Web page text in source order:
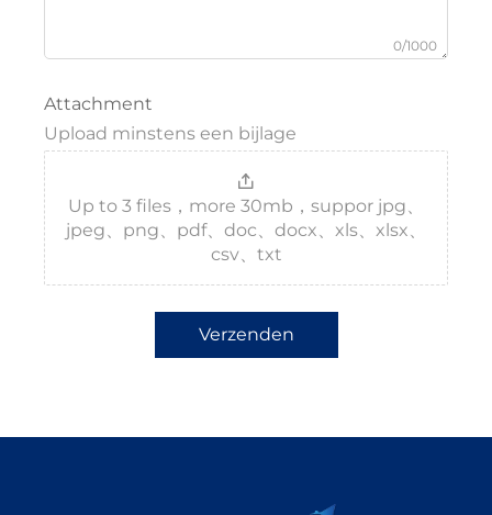
0/1000
Attachment
Upload minstens een bijlage
Up to 3 files，more 30mb，suppor jpg、
jpeg、png、pdf、doc、docx、xls、xlsx、
csv、txt
Verzenden